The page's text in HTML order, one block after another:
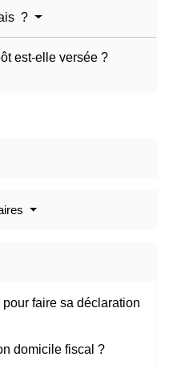
?
est-elle versée ?
faire sa déclaration
domicile fiscal ?